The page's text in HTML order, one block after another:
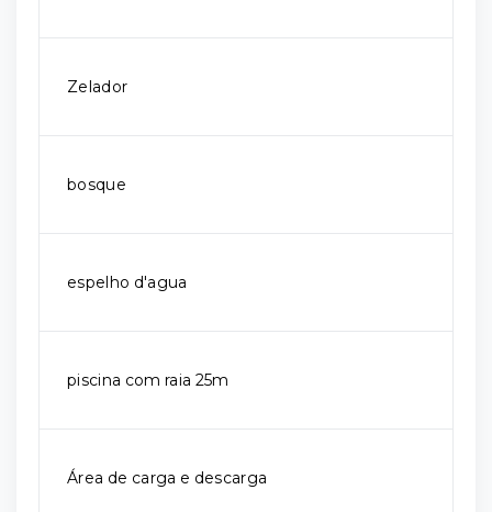
Zelador
bosque
espelho d'agua
piscina com raia 25m
Área de carga e descarga